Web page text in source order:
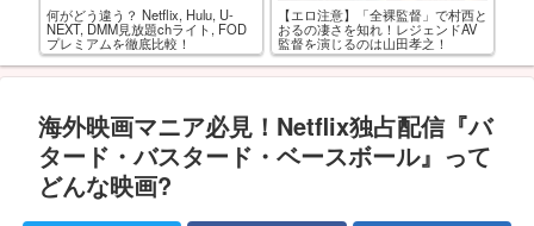
何がどう違う？ Netflix, Hulu, U-
NEXT, DMM見放題chライト, FOD
プレミアムを徹底比較！
【エロ注意】「全裸監督」で村西と
おるの凄さを知れ！レジェンドAV
監督を演じるのは山田孝之！
海外映画マニア必見！Netflix独占配信『バ
タード・バスタード・ベースボール』って
どんな映画?